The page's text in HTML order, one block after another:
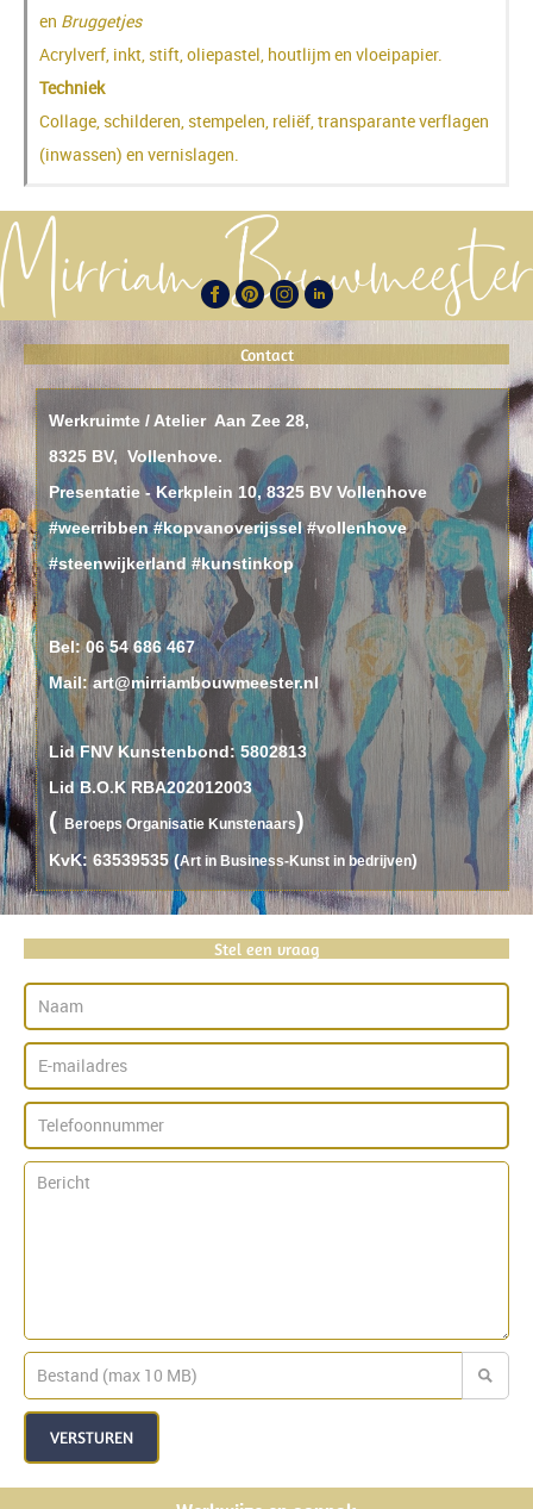
en Bruggetjes
Acrylverf, inkt, stift, oliepastel, houtlijm en vloeipapier.
Techniek
Collage, schilderen, stempelen, reliëf, transparante verflagen
(inwassen) en vernislagen.
Contact
Werkruimte / Atelier Aan Zee 28,
8325 BV, Vollenhove.
Presentatie - Kerkplein 10, 8325 BV Vollenhove
#weerribben #kopvanoverijssel #vollenhove
#steenwijkerland #kunstinkop
Bel:06 54 686 467
Mail: art@mirriambouwmeester.nl
Lid FNV Kunstenbond: 5802813
Lid B.O.K RBA202012003
(BeroepsOrganisatie Kunstenaars)
KvK: 63539535 (Art in Business-Kunst in bedrijven)
Stel een vraag
VERSTUREN